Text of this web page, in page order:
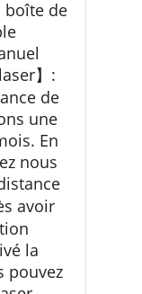
boîte de
】:
de
une
En
nous
avoir
la
pouvez